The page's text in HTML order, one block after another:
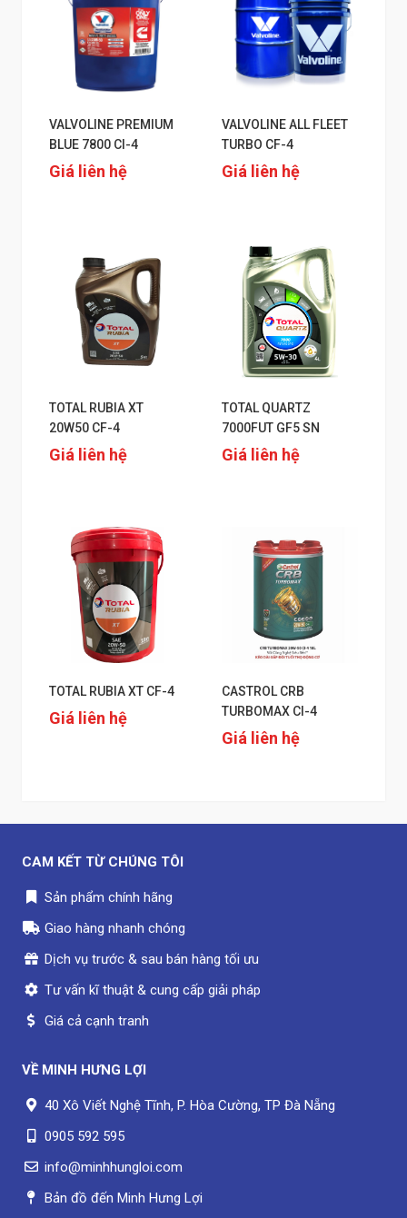
VALVOLINE PREMIUM
BLUE 7800 CI-4
Giá liên hệ
VALVOLINE ALL FLEET
TURBO CF-4
Giá liên hệ
TOTAL RUBIA XT
20W50 CF-4
Giá liên hệ
TOTAL QUARTZ
7000FUT GF5 SN
Giá liên hệ
TOTAL RUBIA XT CF-4
Giá liên hệ
CASTROL CRB
TURBOMAX CI-4
Giá liên hệ
CAM KẾT TỪ CHÚNG TÔI
Sản phẩm chính hãng
Giao hàng nhanh chóng
Dịch vụ trước & sau bán hàng tối ưu
Tư vấn kĩ thuật & cung cấp giải pháp
Giá cả cạnh tranh
VỀ MINH HƯNG LỢI
40 Xô Viết Nghệ Tĩnh, P. Hòa Cường, TP Đà Nẵng
0905 592 595
info@minhhungloi.com
Bản đồ đến Minh Hưng Lợi